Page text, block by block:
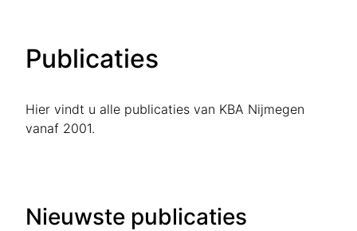
Publicaties
Hier vindt u alle publicaties van KBA Nijmegen
vanaf 2001.
Nieuwste publicaties